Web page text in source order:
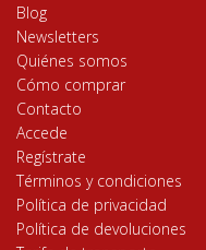
Blog
Newsletters
Quiénes somos
Cómo comprar
Contacto
Accede
Regístrate
Términos y condiciones
Política de privacidad
Política de devoluciones